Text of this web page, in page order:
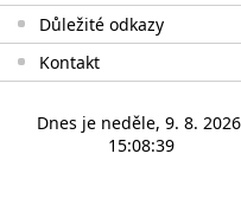
Důležité odkazy
Kontakt
Dnes je neděle, 9. 8. 2026
15:08:39